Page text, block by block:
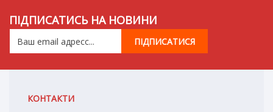
ПІДПИСАТИСЬ НА НОВИНИ
КОНТАКТИ